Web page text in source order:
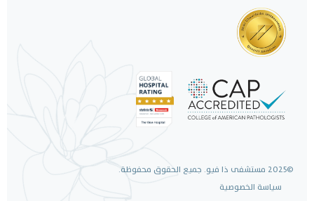
©2025 مستشفى ذا فيو. جميع الحقوق محفوظة.
سياسة الخصوصية